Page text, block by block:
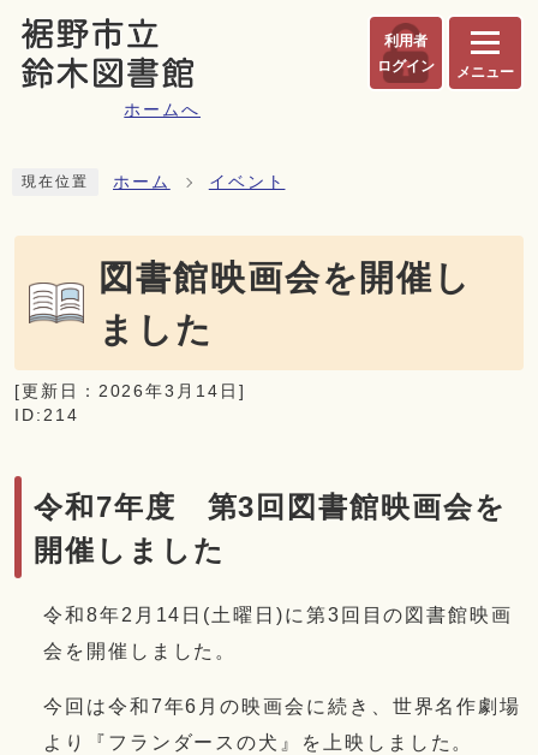
ページの先頭です
ホームへ
利用者
ログイン
メニュー
現在位置 ホーム イベント
図書館映画会を開催し
ました
[更新日： 2026年3月14日 ]
ID:214
令和7年度 第3回図書館映画会を
開催しました
令和8年2月14日(土曜日)に第3回目の図書館映画
会を開催しました。
今回は令和7年6月の映画会に続き、世界名作劇場
より『フランダースの犬』を上映しました。